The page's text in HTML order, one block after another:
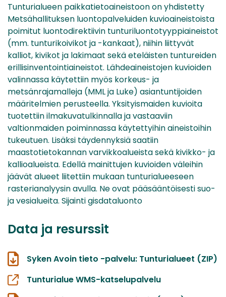
Tunturialueen paikkatietoaineistoon on yhdistetty
Metsähallituksen luontopalveluiden kuvioaineistoista
poimitut luontodirektiivin tunturiluontotyyppiaineistot
(mm. tunturikoivikot ja -kankaat), niihin liittyvät
kalliot, kivikot ja lakimaat sekä eteläisten tuntureiden
erillisinventointiaineistot. Lähdeaineistojen kuvioiden
valinnassa käytettiin myös korkeus- ja
metsänrajamalleja (MML ja Luke) asiantuntijoiden
määritelmien perusteella. Yksityismaiden kuvioita
tuotettiin ilmakuvatulkinnalla ja vastaaviin
valtionmaiden poiminnassa käytettyihin aineistoihin
tukeutuen. Lisäksi täydennyksiä saatiin
maastotietokannan varvikkoalueista sekä kivikko- ja
kallioalueista. Edellä mainittujen kuvioiden väleihin
jäävät alueet liitettiin mukaan tunturialueeseen
rasterianalyysin avulla. Ne ovat pääsääntöisesti suo-
ja vesialueita. Sijainti gisdataluonto
Data ja resurssit
Syken Avoin tieto -palvelu: Tunturialueet (ZIP)
Tunturialue WMS-katselupalvelu